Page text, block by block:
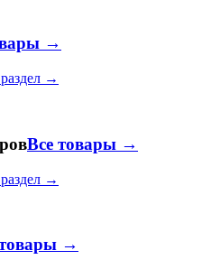
→
→
Все товары →
→
→